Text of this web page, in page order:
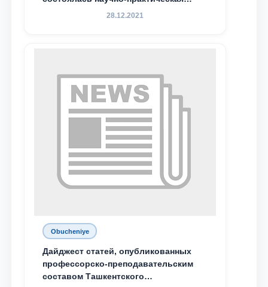
конференция магистрантов
28.12.2021
Obucheniye
Дайджест статей, опубликованных
профессорско-преподавательским
составом Ташкентского